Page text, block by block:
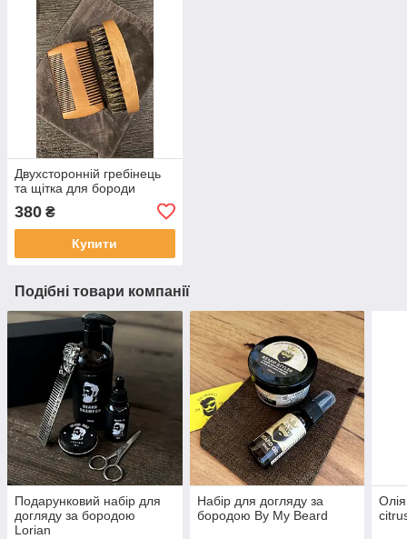
Двухсторонній гребінець
та щітка для бороди
380 ₴
Купити
Подібні товари компанії
Подарунковий набір для
догляду за бородою
Lorian
Набір для догляду за
бородою By My Beard